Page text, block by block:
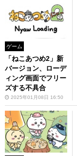
ゲーム
「ねこあつめ2」新
バージョン、ローデ
ィング画面でフリー
ズする不具合
2025年01月08日 16:50